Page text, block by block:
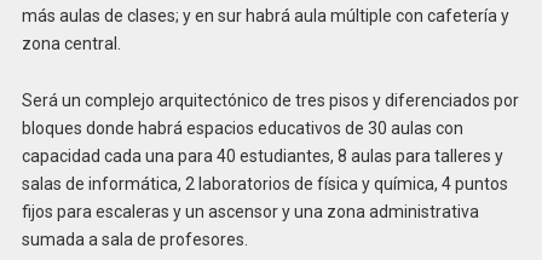
más aulas de clases; y en sur habrá aula múltiple con cafetería y
zona central.
Será un complejo arquitectónico de tres pisos y diferenciados por
bloques donde habrá espacios educativos de 30 aulas con
capacidad cada una para 40 estudiantes, 8 aulas para talleres y
salas de informática, 2 laboratorios de física y química, 4 puntos
fijos para escaleras y un ascensor y una zona administrativa
sumada a sala de profesores.